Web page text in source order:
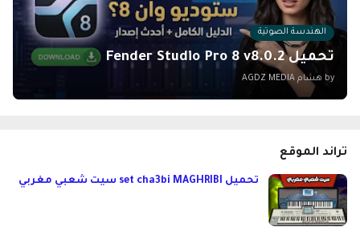
الهندسة الصوتية
تحميل Fender Studio Pro 8 v8.0.2
by هشام AGDZ MEDIA
تراند الموقع
تحميل set cha3bi MAGHRIBI سيت شعبي مغربي